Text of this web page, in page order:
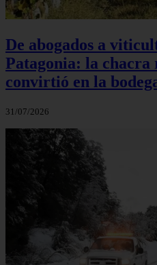
De abogados a
Patagonia: la chacra
convirtió en la
31/07/2026